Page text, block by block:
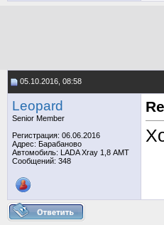
05.10.2016, 08:58
Leopard
Senior Member
Регистрация: 06.06.2016
Адрес: Барабаново
Автомобиль: LADA Xray 1,8 АМТ
Сообщений: 348